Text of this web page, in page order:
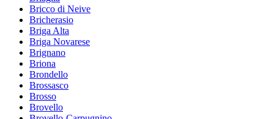
Bricco di Neive
Bricherasio
Briga Alta
Briga Novarese
Brignano
Briona
Brondello
Brossasco
Brosso
Brovello